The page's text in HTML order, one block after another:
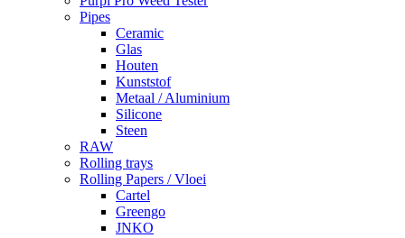
Pipes
Ceramic
Glas
Houten
Kunststof
Metaal / Aluminium
Silicone
Steen
RAW
Rolling trays
Rolling Papers / Vloei
Cartel
Greengo
JNKO